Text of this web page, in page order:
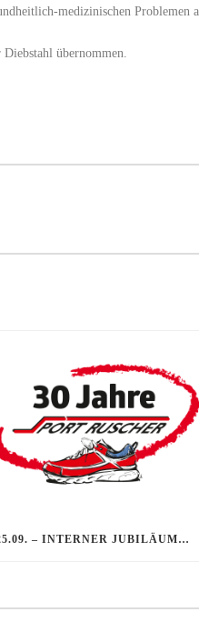
medizinischen Problemen
übernommen.
25.09. – INTERNER JUBILÄUMSABEND